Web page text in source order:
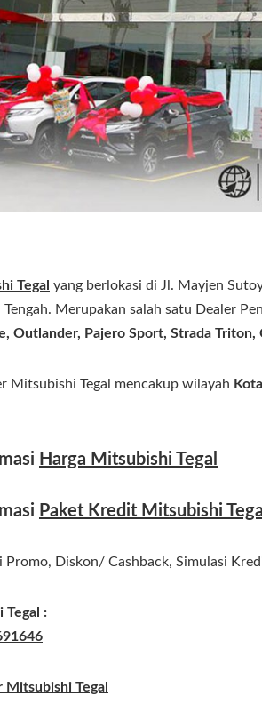
Tegal yang berlokasi di Jl. Mayjen
Tengah. Merupakan salah satu Dealer
Outlander, Pajero Sport, Strada Triton,
Mitsubishi Tegal mencakup wilayah
Harga Mitsubishi Tegal
Paket Kredit Mitsubishi Tegal
Diskon/ Cashback, Simulasi
Tegal :
Mitsubishi Tegal